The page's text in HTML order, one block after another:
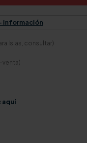
información
Islas, consultar)
venta)
aquí